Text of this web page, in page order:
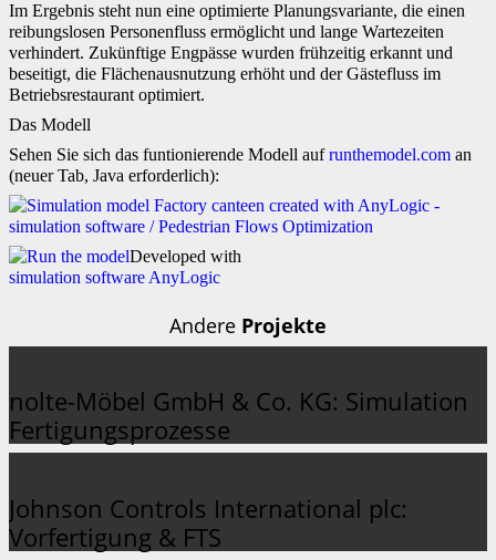
Im Ergebnis steht nun eine optimierte Planungsvariante, die einen
reibungslosen Personenfluss ermöglicht und lange Wartezeiten
verhindert. Zukünftige Engpässe wurden frühzeitig erkannt und
beseitigt, die Flächenausnutzung erhöht und der Gästefluss im
Betriebsrestaurant optimiert.
Das Modell
Sehen Sie sich das funtionierende Modell aufrunthemodel.com an
(neuer Tab, Java erforderlich):
Developed with
simulation software AnyLogic
Andere Projekte
nolte-Möbel GmbH & Co. KG: Simulation
Fertigungsprozesse
Johnson Controls International plc:
Vorfertigung & FTS